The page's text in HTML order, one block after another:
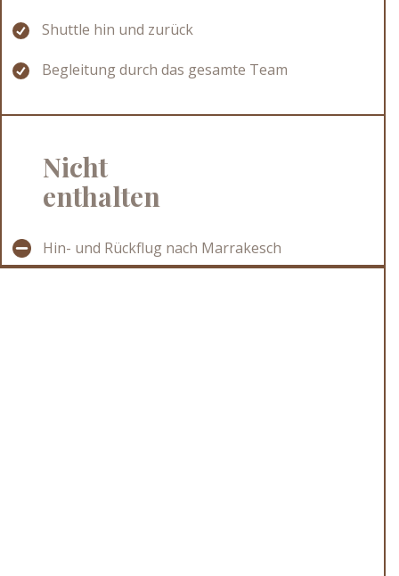
Shuttle hin und zurück
Begleitung durch das gesamte Team
Nicht
enthalten
Hin- und Rückflug nach Marrakesch